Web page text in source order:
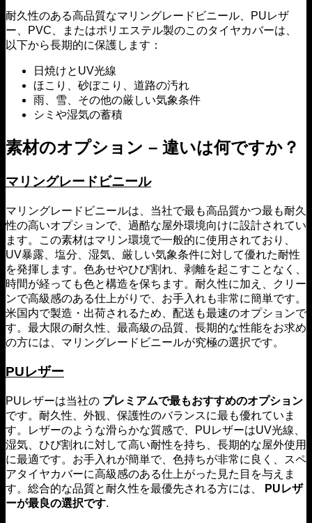
耐久性のある高品質なマリングレードビニール、PUレザ
ー、PVC、またはポリエステル製のこのタイヤカバーは、
以下から長期的に保護します：
日焼けとUV光線
ほこり、砂ぼこり、道路の汚れ
雨、雪、その他の厳しい気象条件
シミや湿気の蓄積
素材のオプション – 違いは何ですか？
マリングレードビニール
マリングレードビニールは、当社で最も高品質かつ最も耐久
性の高いオプションで、過酷な屋外環境向けに設計されてい
ます。この素材はマリン環境で一般的に使用されており、
UV暴露、塩分、湿気、厳しい気象条件に対して優れた耐性
を発揮します。色あせやひび割れ、剥離を起こすことなく、
時間が経っても色と構造を保ちます。耐久性に加え、クリー
ンで高級感のある仕上がりで、お手入れも非常に簡単です。
米国内で製造・出荷されるため、配送も最速のオプションで
す。最大限の耐久性、最高級の品質、長期的な性能をお求め
の方には、マリングレードビニールが究極の選択です。
PUレザー
PUレザーは当社の プレミアムで最もおすすめのオプション
です。耐久性、外観、保護性のバランスに最も優れていま
す。レザーのような滑らかな質感で、PUレザーはUV光線、
湿気、ひび割れに対して高い耐性を持ち、長期的な屋外使用
に最適です。お手入れが簡単で、色持ちが非常に良く、スペ
アタイヤカバーに高級感のある仕上がった見た目を与えま
す。総合的な品質と耐久性を最優先される方には、
PUレザ
ーが最良の選択です.